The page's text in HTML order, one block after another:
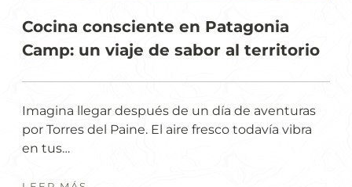
Cocina consciente en Patagonia
Camp: un viaje de sabor al territorio
Imagina llegar después de un día de aventuras
por Torres del Paine. El aire fresco todavía vibra
en tus…